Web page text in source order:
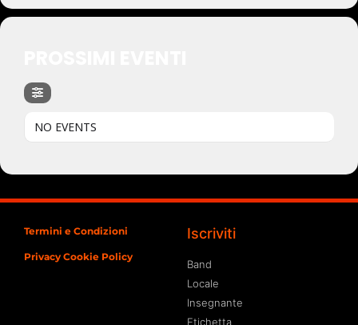
NO EVENTS
Termini e Condizioni
Privacy Cookie Policy
Iscriviti
Band
Locale
Insegnante
Etichetta